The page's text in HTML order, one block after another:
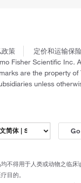
策
定价和运输保
Fisher Scientific Inc.
are the property of
unless
Go
不得用于人类或动物之临床
目的。